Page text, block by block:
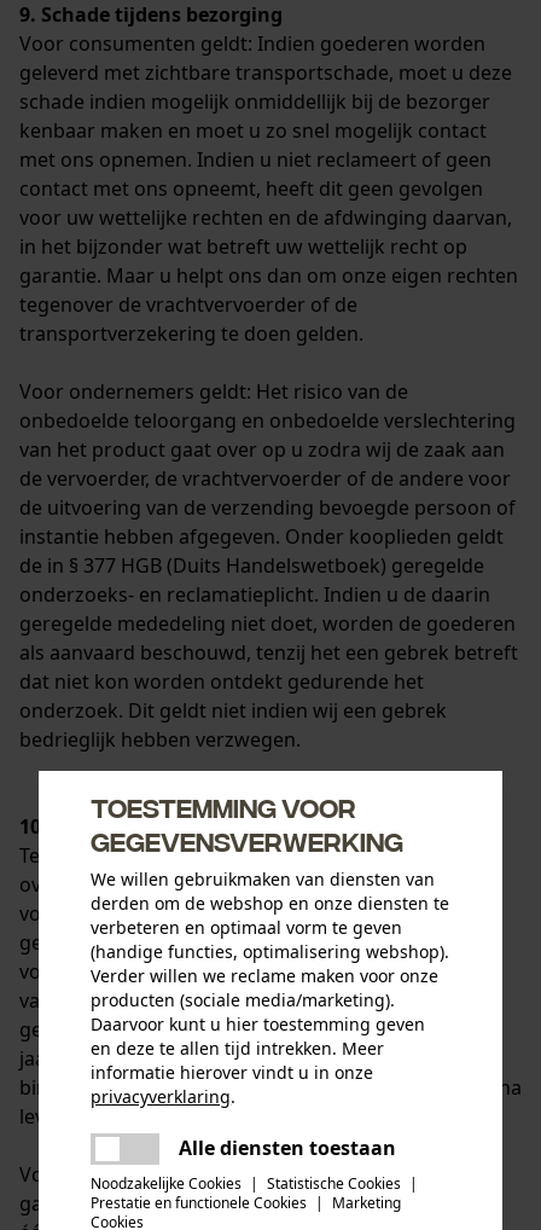
9. Schade tijdens bezorging
Voor consumenten geldt: Indien goederen worden
geleverd met zichtbare transportschade, moet u deze
schade indien mogelijk onmiddellijk bij de bezorger
kenbaar maken en moet u zo snel mogelijk contact
met ons opnemen. Indien u niet reclameert of geen
contact met ons opneemt, heeft dit geen gevolgen
voor uw wettelijke rechten en de afdwinging daarvan,
in het bijzonder wat betreft uw wettelijk recht op
garantie. Maar u helpt ons dan om onze eigen rechten
tegenover de vrachtvervoerder of de
transportverzekering te doen gelden.
Voor ondernemers geldt: Het risico van de
onbedoelde teloorgang en onbedoelde verslechtering
van het product gaat over op u zodra wij de zaak aan
de vervoerder, de vrachtvervoerder of de andere voor
de uitvoering van de verzending bevoegde persoon of
instantie hebben afgegeven. Onder kooplieden geldt
de in § 377 HGB (Duits Handelswetboek) geregelde
onderzoeks- en reclamatieplicht. Indien u de daarin
geregelde mededeling niet doet, worden de goederen
als aanvaard beschouwd, tenzij het een gebrek betreft
dat niet kon worden ontdekt gedurende het
onderzoek. Dit geldt niet indien wij een gebrek
bedrieglijk hebben verzwegen.
10. Garanties
Tenzij hieronder uitdrukkelijk anders is
overeengekomen, is de wettelijke aansprakelijkheid
voor gebreken van toepassing. Bij aankoop van
gebruikte goederen door de consument geldt het
volgende: indien het gebrek na een jaar na levering
van de goederen optreedt, zijn aanspraken op
gebreken uitgesloten. Gebreken die zich binnen een
jaar na levering van de goederen voordoen, kunnen
binnen de wettelijke verjaringstermijn van twee jaar na
levering van de goederen worden opgeëist.
Voor ondernemers is de verjaringstermijn voor
garantieclaims voor nieuw geproduceerde goederen
Toestemming voor
gegevensverwerking
We willen gebruikmaken van diensten van
derden om de webshop en onze diensten te
verbeteren en optimaal vorm te geven
(handige functies, optimalisering webshop).
Verder willen we reclame maken voor onze
producten (sociale media/marketing).
Daarvoor kunt u hier toestemming geven
en deze te allen tijd intrekken. Meer
informatie hierover vindt u in onze
privacyverklaring.
Alle diensten toestaan
Noodzakelijke Cookies | Statistische Cookies |
Prestatie en functionele Cookies |
Marketing
Cookies
Er is een fout opgetreden. Gelieve
het opnieuw te proberen.
delen
mail